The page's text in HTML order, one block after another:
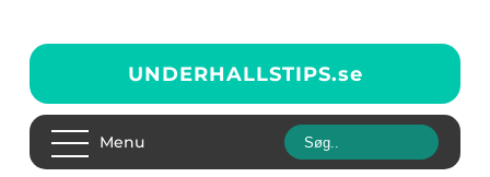
UNDERHALLSTIPS.se
Menu